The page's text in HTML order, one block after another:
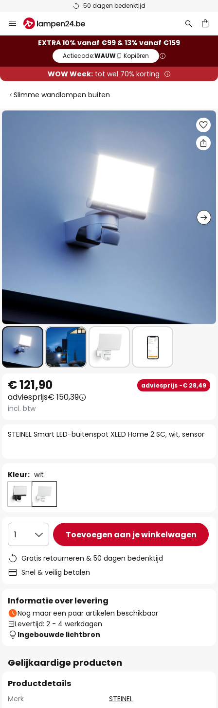
50 dagen bedenktijd
naar
EXTRA 10% vanaf €99 & 13% vanaf €159
Actiecode:WAUW Kopiëren
WOW Week:tot wel 70% korting
Slimme wandlampen buiten
Ga
naar
het
begin
de
STEINEL Smart LED-buitenspot XLED Home 2 SC, wit, sensor
€ 121,90 adviesprijs -€ 28,49
adviesprijs€ 150,39
incl. btw
Kleur: wit
1 Toevoegen aan je winkelwagen
Gratis retourneren & 50 dagen bedenktijd
Snel & veilig betalen
Informatie over levering
Nog maar een paar artikelen beschikbaar
Levertijd: 2 - 4 werkdagen
Ingebouwde lichtbron
Gelijkaardige producten
Productdetails
Merk
STEINEL